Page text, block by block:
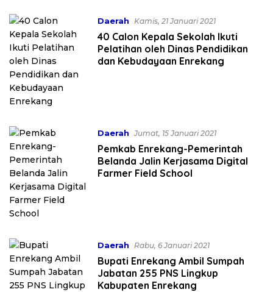
Daerah Kamis, 21 Januari 2021
40 Calon Kepala Sekolah Ikuti
Pelatihan oleh Dinas Pendidikan
dan Kebudayaan Enrekang
Daerah Jumat, 15 Januari 2021
Pemkab Enrekang-Pemerintah
Belanda Jalin Kerjasama Digital
Farmer Field School
Daerah Rabu, 6 Januari 2021
Bupati Enrekang Ambil Sumpah
Jabatan 255 PNS Lingkup
Kabupaten Enrekang